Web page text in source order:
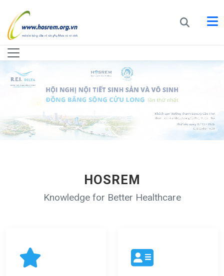
HOSREM
Knowledge for Better Healthcare